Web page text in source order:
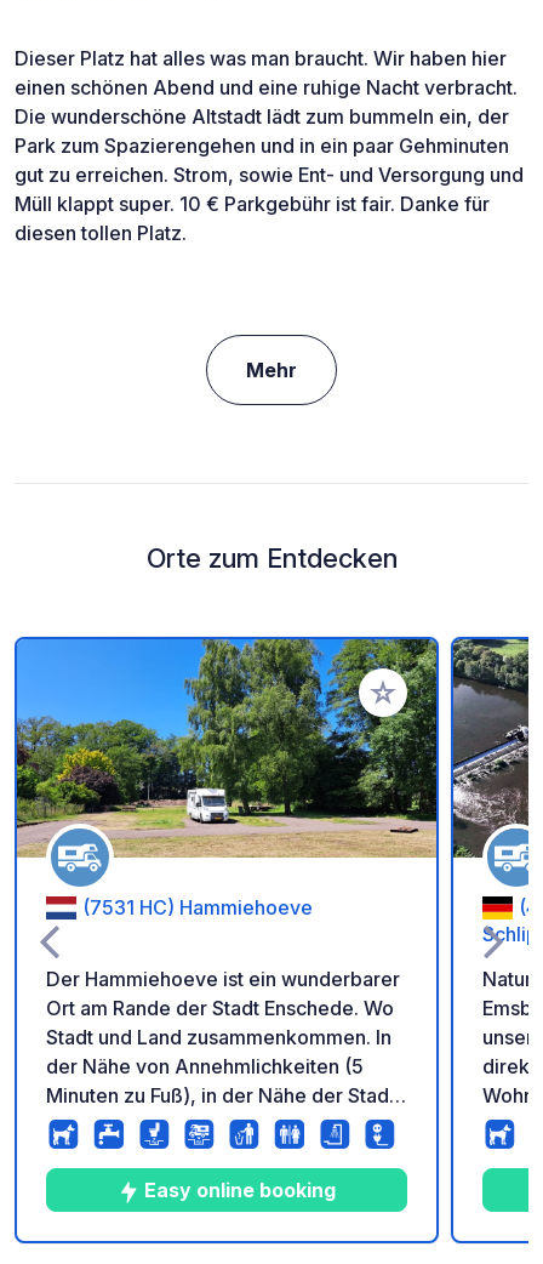
Dieser Platz hat alles was man braucht. Wir haben hier
einen schönen Abend und eine ruhige Nacht verbracht.
Die wunderschöne Altstadt lädt zum bummeln ein, der
Park zum Spazierengehen und in ein paar Gehminuten
gut zu erreichen. Strom, sowie Ent- und Versorgung und
Müll klappt super. 10 € Parkgebühr ist fair. Danke für
diesen tollen Platz.
Mehr
Orte zum Entdecken
Zu Ihren Favoriten
(7531 HC) Hammiehoeve
Der Hammiehoeve ist ein wunderbarer
Ort am Rande der Stadt Enschede. Wo
Stadt und Land zusammenkommen. In
der Nähe von Annehmlichkeiten (5
Minuten zu Fuß), in der Nähe der Stadt
(10 Minuten mit dem Fahrrad) und
entlang des
Fahrradknotenpunktnetzes. Für
Wohnmobile über 2,70 m und über 3,3
t erfolgt die Zufahrt über die Nordseite
Easy online booking
Emsbüren.
Trubel